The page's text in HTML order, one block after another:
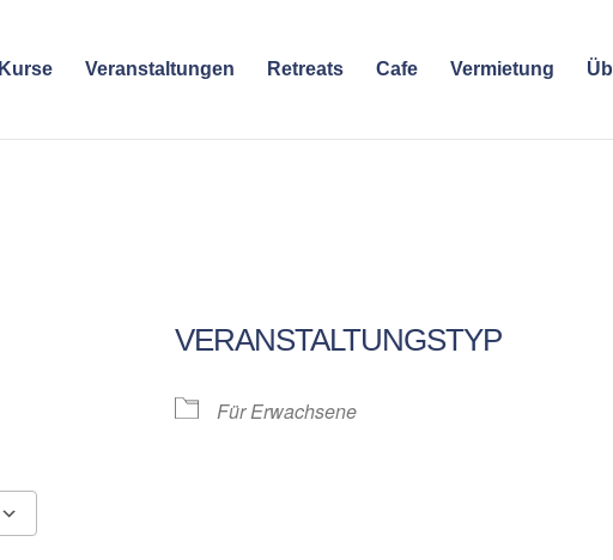
Kurse Veranstaltungen Retreats Cafe Vermietung
VERANSTALTUNGSTYP
Für Erwachsene